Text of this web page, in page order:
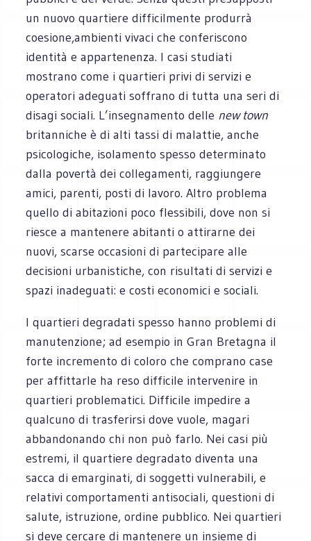
un nuovo quartiere difficilmente produrrà
coesione,ambienti vivaci che conferiscono
identità e appartenenza. I casi studiati
mostrano come i quartieri privi di servizi e
operatori adeguati soffrano di tutta una seri di
disagi sociali. L’insegnamento delle new town
britanniche è di alti tassi di malattie, anche
psicologiche, isolamento spesso determinato
dalla povertà dei collegamenti, raggiungere
amici, parenti, posti di lavoro. Altro problema
quello di abitazioni poco flessibili, dove non si
riesce a mantenere abitanti o attirarne dei
nuovi, scarse occasioni di partecipare alle
decisioni urbanistiche, con risultati di servizi e
spazi inadeguati: e costi economici e sociali.
I quartieri degradati spesso hanno problemi di
manutenzione; ad esempio in Gran Bretagna il
forte incremento di coloro che comprano case
per affittarle ha reso difficile intervenire in
quartieri problematici. Difficile impedire a
qualcuno di trasferirsi dove vuole, magari
abbandonando chi non può farlo. Nei casi più
estremi, il quartiere degradato diventa una
sacca di emarginati, di soggetti vulnerabili, e
relativi comportamenti antisociali, questioni di
salute, istruzione, ordine pubblico. Nei quartieri
si deve cercare di mantenere un insieme di